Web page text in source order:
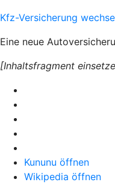
Kfz-Versicherung
Eine neue
[Inhaltsfragment
Kununu öffnen
Wikipedia öffnen